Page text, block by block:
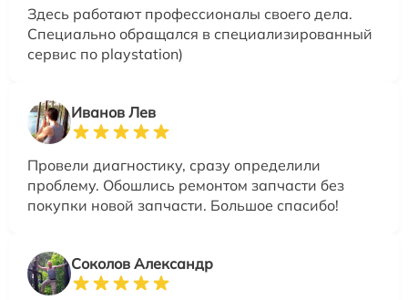
Здесь работают профессионалы своего дела.
Специально обращался в специализированный
сервис по playstation)
Иванов Лев
Провели диагностику, сразу определили
проблему. Обошлись ремонтом запчасти без
покупки новой запчасти. Большое спасибо!
Соколов Александр